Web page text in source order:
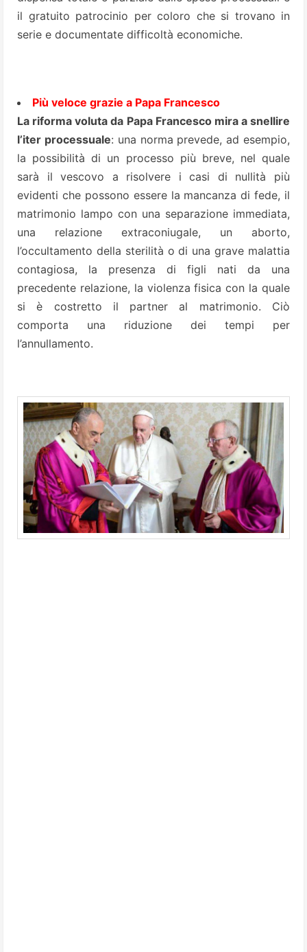
il gratuito patrocinio per coloro che si trovano in
serie e documentate difficoltà economiche.
Più veloce grazie a Papa Francesco
La riforma voluta da Papa Francesco mira a snellire
l’iter processuale: una norma prevede, ad esempio,
la possibilità di un processo più breve, nel quale
sarà il vescovo a risolvere i casi di nullità più
evidenti che possono essere la mancanza di fede, il
matrimonio lampo con una separazione immediata,
una relazione extraconiugale, un aborto,
l’occultamento della sterilità o di una grave malattia
contagiosa, la presenza di figli nati da una
precedente relazione, la violenza fisica con la quale
si è costretto il partner al matrimonio. Ciò
comporta una riduzione dei tempi per
l’annullamento.